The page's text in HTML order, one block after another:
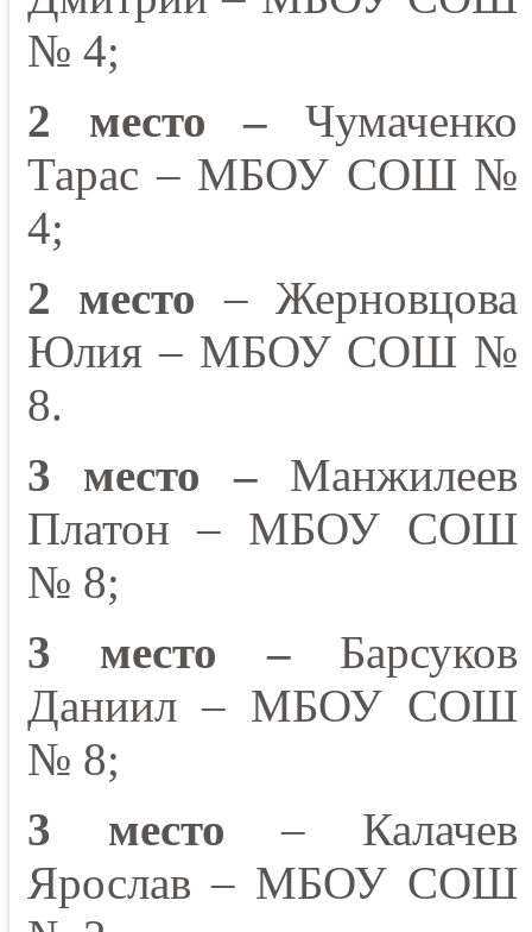
№ 4;
2 место – Чумаченко
Тарас – МБОУ СОШ №
4;
2 место– Жерновцова
Юлия – МБОУ СОШ №
8.
3 место – Манжилеев
Платон – МБОУ СОШ
№ 8;
3 место – Барсуков
Даниил – МБОУ СОШ
№ 8;
3 место – Калачев
Ярослав – МБОУ СОШ